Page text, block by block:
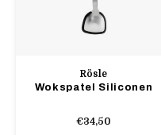
Rösle
Wokspatel Siliconen
€34,50